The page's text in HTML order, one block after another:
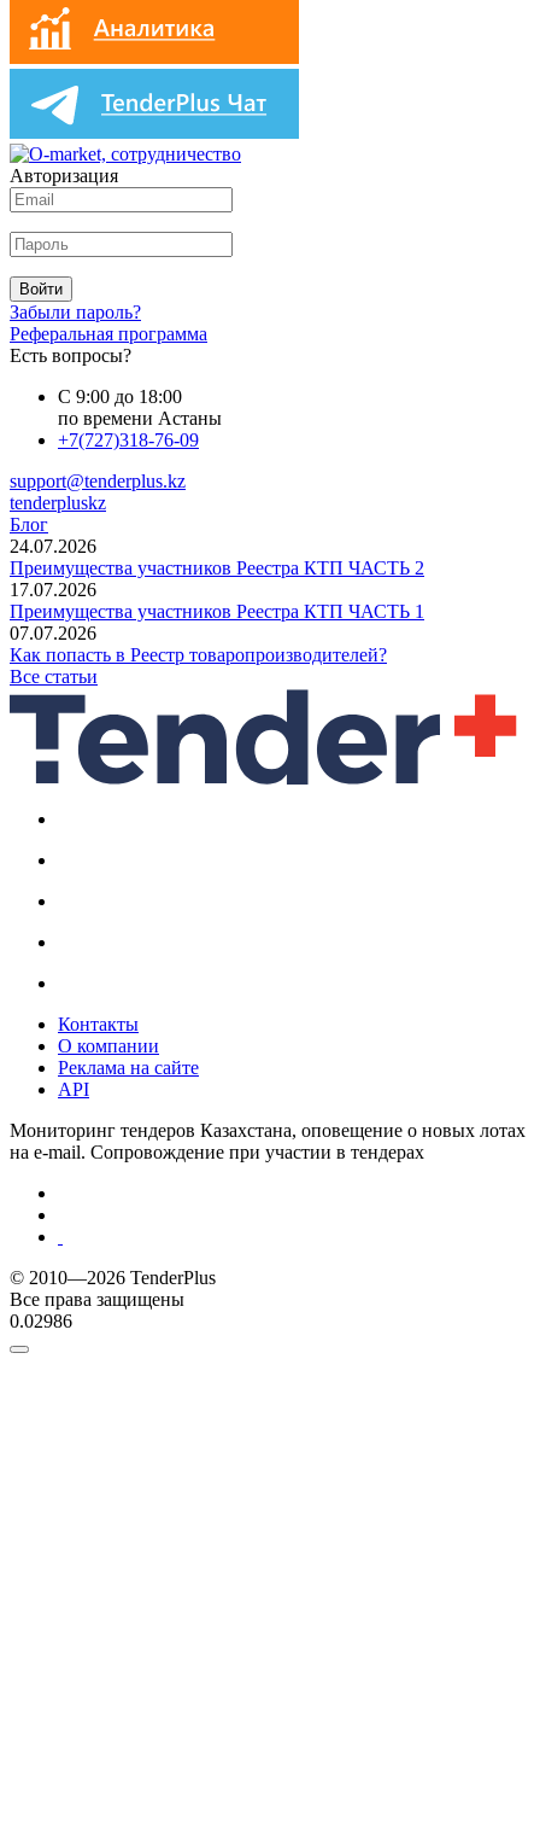
Авторизация
Войти
Забыли пароль?
Реферальная программа
Есть вопросы?
С 9:00 до 18:00
по времени Астаны
+7(727)318-76-09
support@tenderplus.kz
tenderpluskz
Блог
24.07.2026
Преимущества участников Реестра КТП ЧАСТЬ 2
17.07.2026
Преимущества участников Реестра КТП ЧАСТЬ 1
07.07.2026
Как попасть в Реестр товаропроизводителей?
Все статьи
Контакты
О компании
Реклама на сайте
API
Мониторинг тендеров Казахстана, оповещение о новых лотах
на e-mail. Сопровождение при участии в тендерах
© 2010—2026 TenderPlus
Все права защищены
0.02986